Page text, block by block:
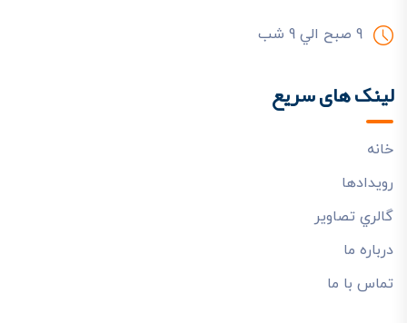
9 صبح الي 9 شب
لینک های سریع
خانه
رويدادها
گالري تصاوير
درباره ما
تماس با ما